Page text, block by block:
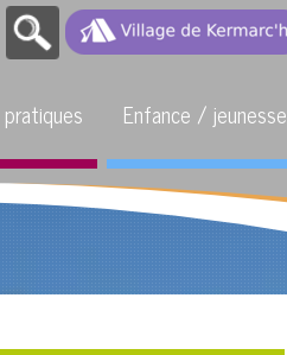
Enfance / jeunesse